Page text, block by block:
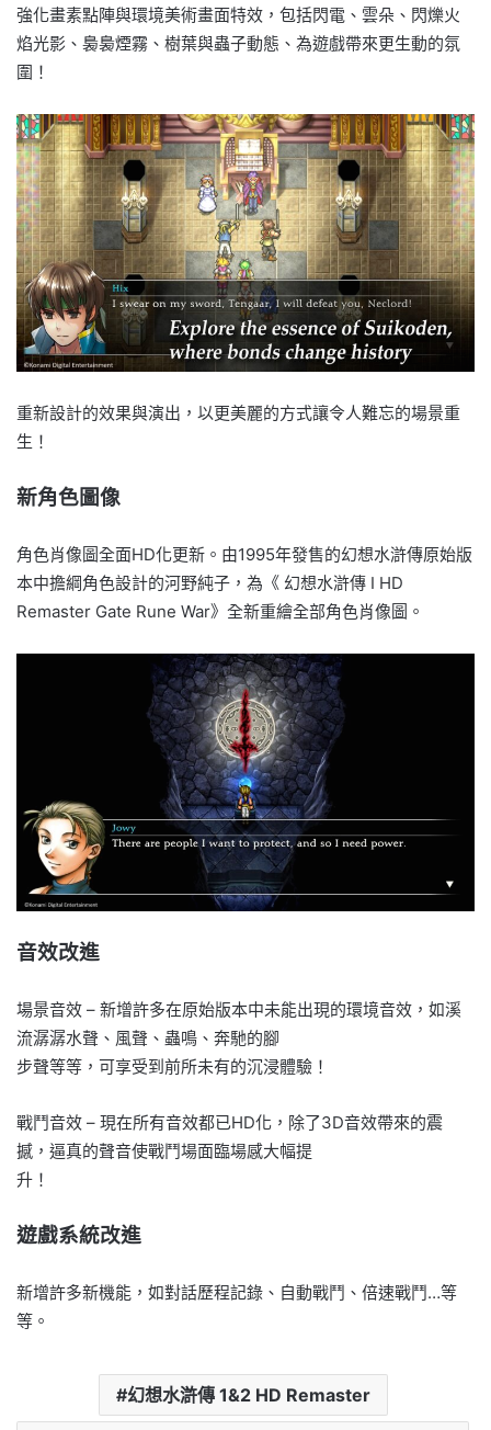
強化畫素點陣與環境美術畫面特效，包括閃電、雲朵、閃爍火
焰光影、裊裊煙霧、樹葉與蟲子動態、為遊戲帶來更生動的氛
圍！
重新設計的效果與演出，以更美麗的方式讓令人難忘的場景重
生！
新角色圖像
角色肖像圖全面HD化更新。由1995年發售的幻想水滸傳原始版
本中擔綱角色設計的河野純子，為《 幻想水滸傳 I HD
Remaster Gate Rune War》全新重繪全部角色肖像圖。
音效改進
場景音效 – 新增許多在原始版本中未能出現的環境音效，如溪
流潺潺水聲、風聲、蟲鳴、奔馳的腳
步聲等等，可享受到前所未有的沉浸體驗！
戰鬥音效 – 現在所有音效都已HD化，除了3D音效帶來的震
撼，逼真的聲音使戰鬥場面臨場感大幅提
升！
遊戲系統改進
新增許多新機能，如對話歷程記錄、自動戰鬥、倍速戰鬥…等
等。
幻想水滸傳 1&2 HD Remaster